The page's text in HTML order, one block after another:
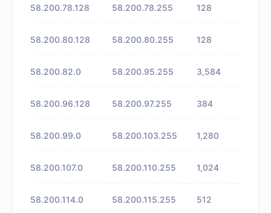
58.200.78.128 58.200.78.255 128
58.200.80.128 58.200.80.255 128
58.200.82.0 58.200.95.255 3,584
58.200.96.128 58.200.97.255 384
58.200.99.0 58.200.103.255 1,280
58.200.107.0 58.200.110.255 1,024
58.200.114.0 58.200.115.255 512